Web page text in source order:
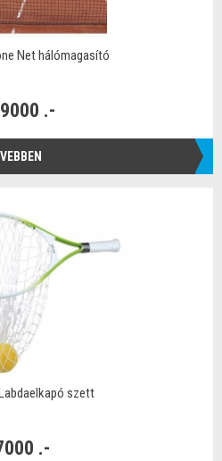
Net hálómagasító
.-
szett
.-